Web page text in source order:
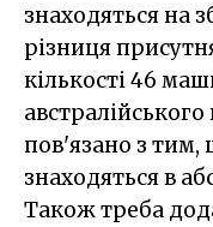
знаходяться на
різниця
кількості 46
пов'язано з
знаходяться в
Також треба